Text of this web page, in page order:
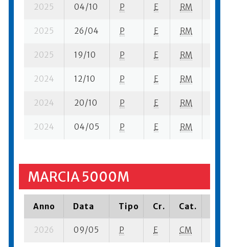
2025 04/10 P E RM
2025 26/04 P E RM
2025 19/10 P E RM
2024 12/10 P E RM
2024 20/10 P E RM
2024 04/05 P E RM
MARCIA 5000M
Anno Data Tipo Cr. Cat.
2026 09/05 P E CM